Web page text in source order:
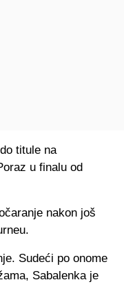
titule na
u finalu od
nakon još
Sudeći po onome
Sabalenka je